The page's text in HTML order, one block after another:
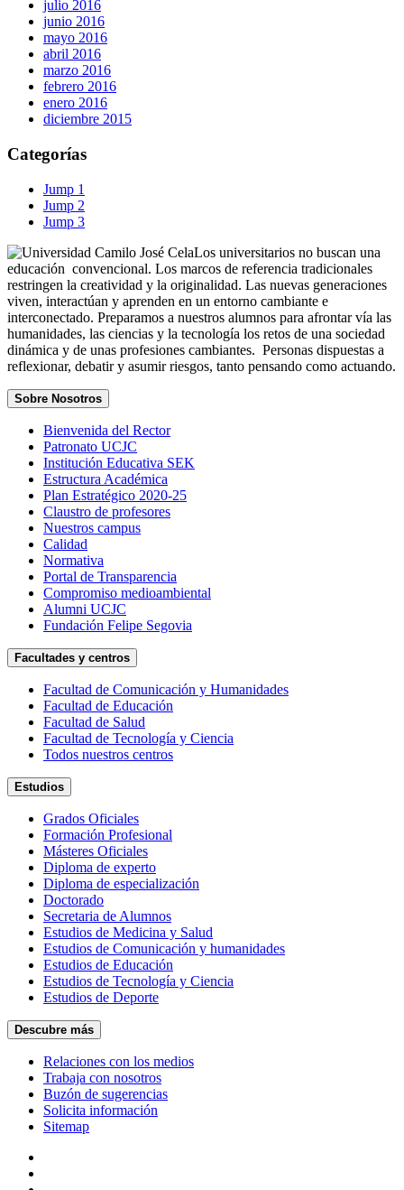
julio 2016
junio 2016
mayo 2016
abril 2016
marzo 2016
febrero 2016
enero 2016
diciembre 2015
Categorías
Jump 1
Jump 2
Jump 3
Los universitarios no buscan una
educación convencional. Los marcos de referencia tradicionales
restringen la creatividad y la originalidad. Las nuevas generaciones
viven, interactúan y aprenden en un entorno cambiante e
interconectado. Preparamos a nuestros alumnos para afrontar vía las
humanidades, las ciencias y la tecnología los retos de una sociedad
dinámica y de unas profesiones cambiantes. Personas dispuestas a
reflexionar, debatir y asumir riesgos, tanto pensando como actuando.
Sobre Nosotros
Bienvenida del Rector
Patronato UCJC
Institución Educativa SEK
Estructura Académica
Plan Estratégico 2020-25
Claustro de profesores
Nuestros campus
Calidad
Normativa
Portal de Transparencia
Compromiso medioambiental
Alumni UCJC
Fundación Felipe Segovia
Facultades y centros
Facultad de Comunicación y Humanidades
Facultad de Educación
Facultad de Salud
Facultad de Tecnología y Ciencia
Todos nuestros centros
Estudios
Grados Oficiales
Formación Profesional
Másteres Oficiales
Diploma de experto
Diploma de especialización
Doctorado
Secretaria de Alumnos
Estudios de Medicina y Salud
Estudios de Comunicación y humanidades
Estudios de Educación
Estudios de Tecnología y Ciencia
Estudios de Deporte
Descubre más
Relaciones con los medios
Trabaja con nosotros
Buzón de sugerencias
Solicita información
Sitemap